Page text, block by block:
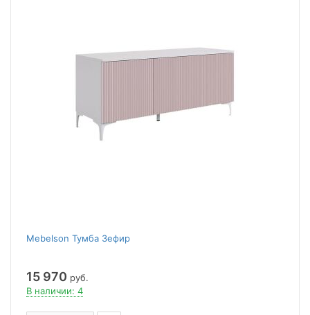
Mebelson Тумба Зефир
15 970 руб.
В наличии: 4